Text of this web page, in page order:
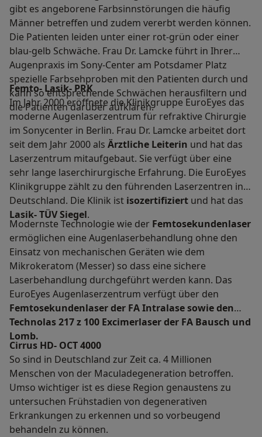
gibt es angeborene Farbsinnstörungen die häufig
Männer betreffen und zudem vererbt werden können.
Die Patienten leiden unter einer rot-grün oder einer
blau-gelb Schwäche. Frau Dr. Lamcke führt in Ihrer
Augenpraxis im Sony-Center am Potsdamer Platz
spezielle Farbsehproben mit den Patienten durch und
kann so entsprechende Schwächen herausfiltern und
die Patienten darüber aufklären.
Femto- Lasik- PRK
Im Jahr 2000 eröffnete die Klinikgruppe EuroEyes das
moderne Augenlaserzentrum für refraktive Chirurgie
im Sonycenter in Berlin. Frau Dr. Lamcke arbeitet dort
seit dem Jahr 2000 als Ärztliche Leiterin und hat das
Laserzentrum mitaufgebaut. Sie verfügt über eine
sehr lange laserchirurgische Erfahrung. Die EuroEyes
Klinikgruppe zählt zu den führenden Laserzentren in
Deutschland. Die Klinik ist isozertifiziert und hat das
Lasik- TÜV Siegel.
Modernste Technologie wie der Femtosekundenlaser
ermöglichen eine Augenlaserbehandlung ohne den
Einsatz von mechanischen Geräten wie dem
Mikrokeratom (Messer) so dass eine sichere
Laserbehandlung durchgeführt werden kann. Das
EuroEyes Augenlaserzentrum verfügt über den
Femtosekundenlaser der FA Intralase sowie den
Technolas 217 z 100 Excimerlaser der FA Bausch und
Lomb.
Cirrus HD- OCT 4000
So sind in Deutschland zur Zeit ca. 4 Millionen
Menschen von der Maculadegeneration betroffen.
Umso wichtiger ist es diese Region genaustens zu
untersuchen Frühstadien von degenerativen
Erkrankungen zu erkennen und so vorbeugend
behandeln zu können.